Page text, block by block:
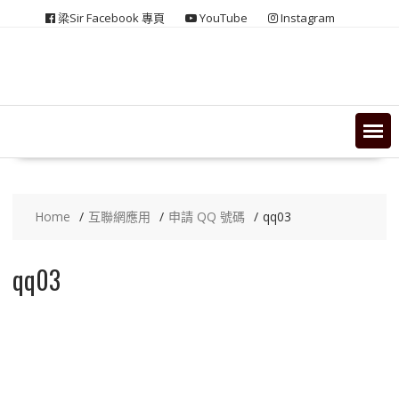
梁Sir Facebook 專頁 YouTube Instagram
Home 互聯網應用 申請 QQ 號碼 qq03
qq03